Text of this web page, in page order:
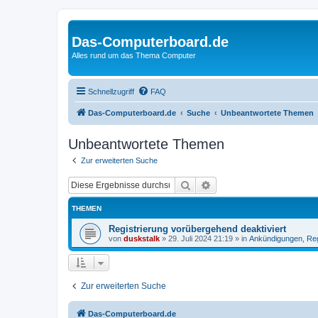
Das-Computerboard.de
Alles rund um das Thema Computer
Schnellzugriff FAQ
Das-Computerboard.de Suche Unbeantwortete Themen
Unbeantwortete Themen
Zur erweiterten Suche
Suche
THEMEN
Registrierung vorübergehend deaktiviert
von duskstalk » 29. Juli 2024 21:19 » in Ankündigungen,
Zur erweiterten Suche
Das-Computerboard.de